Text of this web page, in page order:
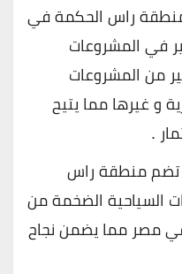
راس الحكمة في
في المشروعات
من المشروعات
و غيرها مما يتيح
.
منطقة راس
السياحية الضخمة من
في مصر مما يضمن نجاح